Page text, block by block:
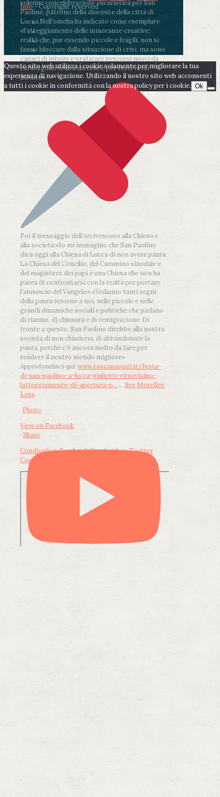
solenne concelebrazione eucaristica per San
Paolino, patrono della diocesi e della città di
Lucca.Nell’omelia ha indicato come esemplare
«l’atteggiamento delle minoranze creative:
realtà che, pur essendo piccole e fragili, non si
fanno bloccare dalla situazione di crisi, ma sono
capaci di intuire e praticare percorsi nuovi da
cui sorgono realtà diverse e per certi versi
inedite».
Poi il messaggio dell’Arcivescovo alla Chiesa e
alla società:«Io mi immagino che San Paolino
dica oggi alla Chiesa di Lucca di non avere paura.
La Chiesa del Concilio, del Cammino sinodale e
del magistero dei papi è una Chiesa che non ha
paura di confrontarsi con la realtà per portare
l'annuncio del Vangelo».«Vediamo tanti segni
della paura intorno a noi, nelle piccole e nelle
grandi dinamiche sociali e politiche che parlano
di riarmo, di chiusura e di remigrazione. Di
fronte a questo, San Paolino direbbe alla nostra
società di non chiudersi, di abbandonare la
paura, perché c'è ancora molto da fare per
rendere il nostro mondo migliore»
Approfondisci qui: www.toscanaoggi.it/festa-
di-san-paolino-a-lucca-giulietti-ritroviamo-
latteggiamento-di-apertura-p... ... See MoreSee
Less
Photo
View on Facebook
· Share
Condividi su FacebookCondividi su Twitter
Condividi su LinkedIn
Info- Copyright reserved
Questo sito web utilizza i cookie solamente per migliorare la tua
esperienza di navigazione. Utilizzando il nostro sito web acconsenti
a tutti i cookie in conformità con la nostra policy per i cookie. Ok